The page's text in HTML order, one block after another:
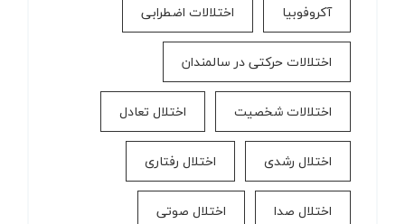
آکروفوبیا اختلالات اضطرابی
اختلالات حرکتی در سالمندان
اختلالات شخصیت اختلال تعادل
اختلال رشدی اختلال رفتاری
اختلال صدا اختلال صوتی